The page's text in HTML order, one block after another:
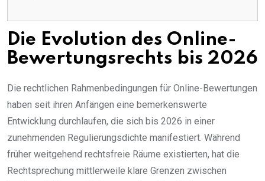
Die Evolution des Online-
Bewertungsrechts bis 2026
Die rechtlichen Rahmenbedingungen für Online-Bewertungen
haben seit ihren Anfängen eine bemerkenswerte
Entwicklung durchlaufen, die sich bis 2026 in einer
zunehmenden Regulierungsdichte manifestiert. Während
früher weitgehend rechtsfreie Räume existierten, hat die
Rechtsprechung mittlerweile klare Grenzen zwischen